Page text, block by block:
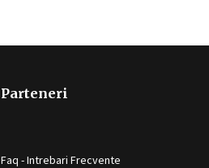
Parteneri
Faq - Intrebari Frecvente